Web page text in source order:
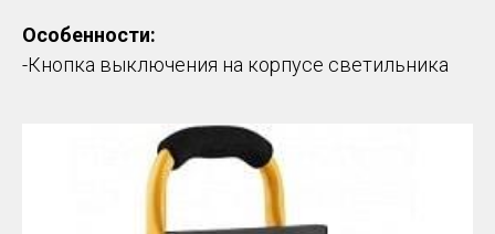
Особенности:
-Кнопка выключения на корпусе светильника